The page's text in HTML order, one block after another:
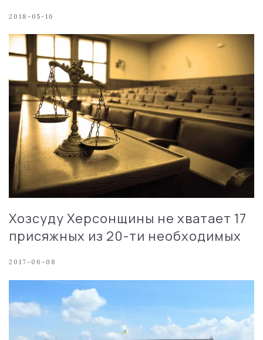
2018-05-16
Хозсуду Херсонщины не хватает 17
присяжных из 20-ти необходимых
2017-06-08